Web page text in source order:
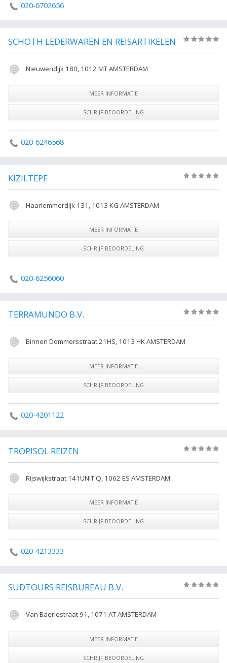
020-6702656
SCHOTH LEDERWAREN EN REISARTIKELEN
Nieuwendijk 180, 1012 MT AMSTERDAM
MEER INFORMATIE
SCHRIJF BEOORDELING
020-6246568
KIZILTEPE
Haarlemmerdijk 131, 1013 KG AMSTERDAM
MEER INFORMATIE
SCHRIJF BEOORDELING
020-6256060
TERRAMUNDO B.V.
Binnen Dommersstraat 21HS, 1013 HK AMSTERDAM
MEER INFORMATIE
SCHRIJF BEOORDELING
020-4201122
TROPISOL REIZEN
Rijswijkstraat 141UNIT Q, 1062 ES AMSTERDAM
MEER INFORMATIE
SCHRIJF BEOORDELING
020-4213333
SUDTOURS REISBUREAU B.V.
Van Baerlestraat 91, 1071 AT AMSTERDAM
MEER INFORMATIE
SCHRIJF BEOORDELING